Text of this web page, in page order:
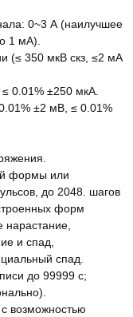
0~3 А (наилучшее
1 мА).
(≤ 350 мкВ скз, ≤2 мA
0.01% ±250 мкА.
±2 мВ, ≤ 0.01%
формы или
до 2048. шагов
форм
нарастание,
и спад,
спад.
до 99999 с;
возможностью